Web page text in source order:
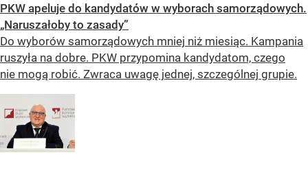
PKW apeluje do kandydatów w wyborach samorządowych.
„Naruszałoby to zasady”
Do wyborów samorządowych mniej niż miesiąc. Kampania
ruszyła na dobre. PKW przypomina kandydatom, czego
nie mogą robić. Zwraca uwagę jednej, szczególnej grupie.